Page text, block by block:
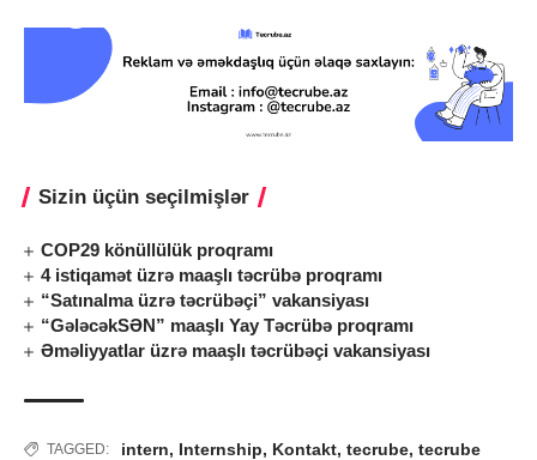
Sizin üçün seçilmişlər
COP29 könüllülük proqramı
4 istiqamət üzrə maaşlı təcrübə proqramı
“Satınalma üzrə təcrübəçi” vakansiyası
“GələcəkSƏN” maaşlı Yay Təcrübə proqramı
Əməliyyatlar üzrə maaşlı təcrübəçi vakansiyası
TAGGED: intern, Internship, Kontakt, tecrube, tecrube